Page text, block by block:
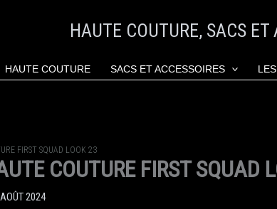
HAUTE COUTURE, SACS ET
HAUTE COUTURE SACS ET ACCESSOIRES
FIRST SQUAD LOOK 23
COUTURE FIRST SQUAD
2024